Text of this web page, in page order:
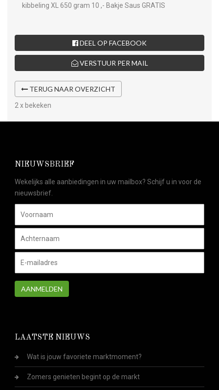
kibbeling XL 650 gram 10 ,- Bakje Saus GRATIS
DEEL OP FACEBOOK
VERSTUUR PER MAIL
TERUG NAAR OVERZICHT
2 x bekeken
NIEUWSBRIEF
Wekelijks alle aanbiedingen in uw mailbox? Schijf u in voor de
nieuwsbrief.
AANMELDEN
LAATSTE NIEUWS
Wat is jouw favoriete marktmoment?
Zomers genieten begint op de markt